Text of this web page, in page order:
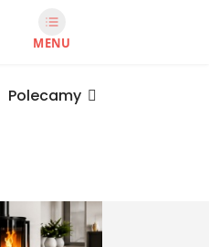
MENU
Polecamy